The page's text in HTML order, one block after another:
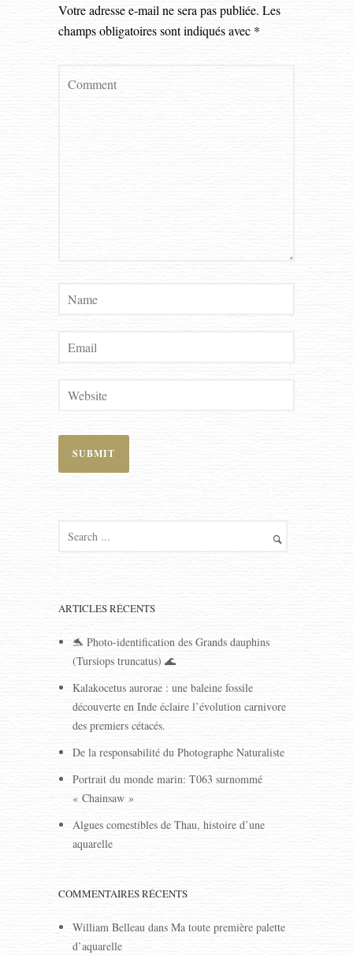
Votre adresse e-mail ne sera pas publiée. Les
champs obligatoires sont indiqués avec *
a
ARTICLES RÉCENTS
🐬 Photo-identification des Grands dauphins
(Tursiops truncatus) 🌊
Kalakocetus aurorae : une baleine fossile
découverte en Inde éclaire l’évolution carnivore
des premiers cétacés.
De la responsabilité du Photographe Naturaliste
Portrait du monde marin: T063 surnommé
« Chainsaw »
Algues comestibles de Thau, histoire d’une
aquarelle
COMMENTAIRES RÉCENTS
William Belleau dansMa toute première palette
d’aquarelle